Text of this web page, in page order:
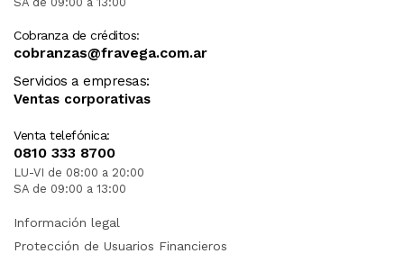
Cobranza de créditos:
cobranzas@fravega.com.ar
Servicios a empresas:
Ventas corporativas
Venta telefónica:
0810 333 8700
LU-VI de 08:00 a 20:00
SA de 09:00 a 13:00
Información legal
Protección de Usuarios Financieros